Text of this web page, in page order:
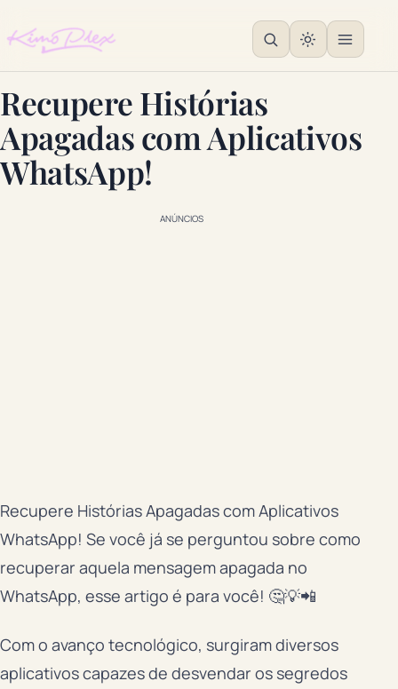
Recupere Histórias
Apagadas com Aplicativos
WhatsApp!
ANÚNCIOS
Recupere Histórias Apagadas com Aplicativos
WhatsApp! Se você já se perguntou sobre como
recuperar aquela mensagem apagada no
WhatsApp, esse artigo é para você! 🤔💡📲
Com o avanço tecnológico, surgiram diversos
aplicativos capazes de desvendar os segredos